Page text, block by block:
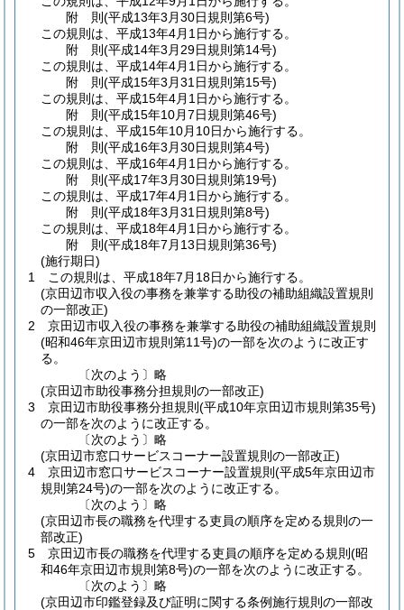
附 則(平成13年3月30日規則第6号)
この規則は、平成13年4月1日から施行する。
附 則(平成14年3月29日規則第14号)
この規則は、平成14年4月1日から施行する。
附 則(平成15年3月31日規則第15号)
この規則は、平成15年4月1日から施行する。
附 則(平成15年10月7日規則第46号)
この規則は、平成15年10月10日から施行する。
附 則(平成16年3月30日規則第4号)
この規則は、平成16年4月1日から施行する。
附 則(平成17年3月30日規則第19号)
この規則は、平成17年4月1日から施行する。
附 則(平成18年3月31日規則第8号)
この規則は、平成18年4月1日から施行する。
附 則(平成18年7月13日規則第36号)
(施行期日)
1
この規則は、平成18年7月18日から施行する。
(京田辺市収入役の事務を兼掌する助役の補助組織設置規則
の一部改正)
2
京田辺市収入役の事務を兼掌する助役の補助組織設置規則
(昭和46年京田辺市規則第11号)の一部を次のように改正す
る。
〔次のよう〕略
(京田辺市助役事務分担規則の一部改正)
3
京田辺市助役事務分担規則 (平成10年京田辺市規則第35号)
の一部を次のように改正する。
〔次のよう〕略
(京田辺市窓口サービスコーナー設置規則の一部改正)
4
京田辺市窓口サービスコーナー設置規則 (平成5年京田辺市
規則第24号)の一部を次のように改正する。
〔次のよう〕略
(京田辺市長の職務を代理する吏員の順序を定める規則の一
部改正)
5
京田辺市長の職務を代理する吏員の順序を定める規則 (昭
和46年京田辺市規則第8号)の一部を次のように改正する。
〔次のよう〕略
(京田辺市印鑑登録及び証明に関する条例施行規則の一部改